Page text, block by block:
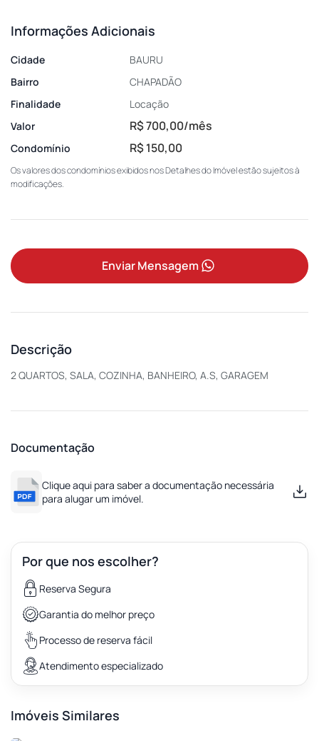
Informações Adicionais
Cidade
BAURU
Bairro
CHAPADÃO
Finalidade
Locação
Valor
R$ 700,00/mês
Condomínio R$ 150,00
Os valores dos condomínios exibidos nos Detalhes do Imóvel estão sujeitos à
modificações.
Enviar Mensagem
Descrição
2 QUARTOS, SALA, COZINHA, BANHEIRO, A.S, GARAGEM
Documentação
Clique aqui para saber a documentação necessária
para alugar um imóvel.
Por que nos escolher?
Reserva Segura
Garantia do melhor preço
Processo de reserva fácil
Atendimento especializado
Imóveis Similares